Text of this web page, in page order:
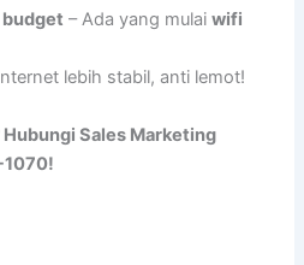
budget – Ada yang mulaiwifi
lebih stabil, anti lemot!
Sales Marketing